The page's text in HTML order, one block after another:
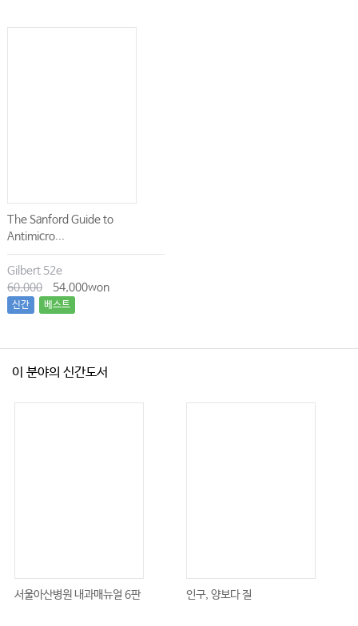
The Sanford Guide to
Antimicro...
Gilbert 52e
60,000
54,000won
신간 베스트
이 분야의 신간도서
서울아산병원 내과매뉴얼 6판 인구, 양보다 질